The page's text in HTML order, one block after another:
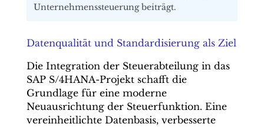
Unternehmenssteuerung beiträgt.
Datenqualität und Standardisierung als Ziel
Die Integration der Steuerabteilung in das
SAP S/4HANA-Projekt schafft die
Grundlage für eine moderne
Neuausrichtung der Steuerfunktion. Eine
vereinheitlichte Datenbasis, verbesserte